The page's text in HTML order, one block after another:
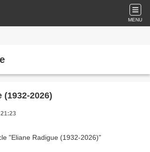
MENU
(1932-2026)